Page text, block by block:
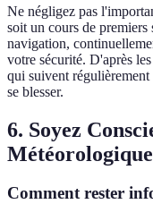
Ne négligez pas
soit un cours de premiers
navigation,
votre sécurité. D'après
qui suivent
se blesser.
6. Soyez
Comment rester